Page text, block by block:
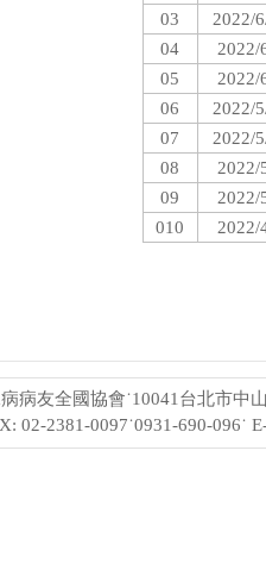
03
2022/
04
2022/
05
2022/
06
2022/
07
2022/
08
2022/
09
2022/
010
2022/
病友全國協會˙10041台北市中
02-2381-0097˙0931-690-096˙